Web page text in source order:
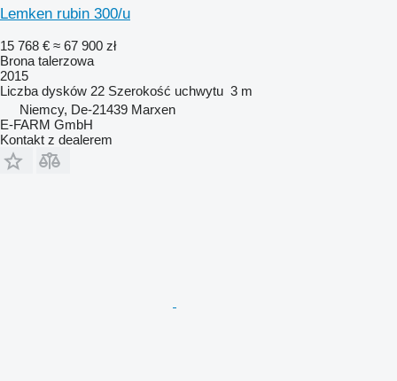
Lemken rubin 300/u
15 768 € ≈ 67 900 zł
Brona talerzowa
2015
Liczba dysków 22 Szerokość uchwytu 3 m
Niemcy, De-21439 Marxen
E-FARM GmbH
Kontakt z dealerem